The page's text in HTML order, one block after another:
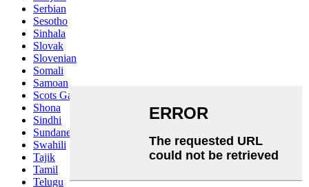
Serbian
Sesotho
Sinhala
Slovak
Slovenian
Somali
Samoan
Scots Gaelic
Shona
Sindhi
Sundanese
Swahili
Tajik
Tamil
Telugu